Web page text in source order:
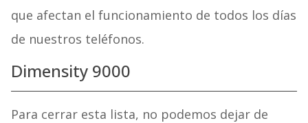
que afectan el funcionamiento de todos los días
de nuestros teléfonos.
Dimensity 9000
Para cerrar esta lista, no podemos dejar de